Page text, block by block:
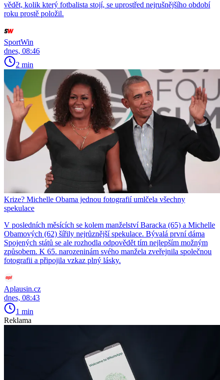
vědět, kolik který fotbalista stojí, se uprostřed nejrušnějšího období
roku prostě položil.
SportWin
dnes, 08:46
2 min
Krize? Michelle Obama jednou fotografií umlčela všechny
spekulace
V posledních měsících se kolem manželství Baracka (65) a Michelle
Obamových (62) šířily nejrůznější spekulace. Bývalá první dáma
Spojených států se ale rozhodla odpovědět tím nejlepším možným
způsobem. K 65. narozeninám svého manžela zveřejnila společnou
fotografii a připojila vzkaz plný lásky.
Aplausin.cz
dnes, 08:43
1 min
Reklama